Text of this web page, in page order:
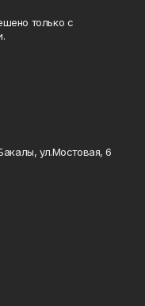
только с
ул.Мостовая, 6